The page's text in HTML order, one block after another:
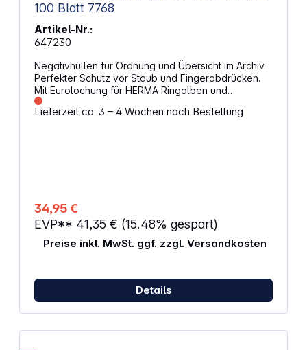
100 Blatt 7768
Artikel-Nr.:
647230
Negativhüllen für Ordnung und Übersicht im Archiv.
Perfekter Schutz vor Staub und Fingerabdrücken.
Mit Eurolochung für HERMA Ringalben und
allegängigen Ordner. Geprüfte Sicherheit - ohne
chemische Einflüsse auf die Negative. Abheftbare
Langzeitarchivierung sichtbar werden
(Veränderung der Emulsion). Die Archivierung der
Negative in einer Negativhülle aus
Polypropylenfolie ist besonders für eine
Kurzzeitarchivierung geeignet. Ausführung für: 10 x
Lieferzeit ca. 3 – 4 Wochen nach Bestellung
34,95 €
EVP** 41,35 € (15.48% gespart)
Preise inkl. MwSt. ggf. zzgl. Versandkosten
Details